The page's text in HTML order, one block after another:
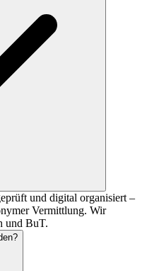
und digital organisiert –
Vermittlung. Wir
und BuT.